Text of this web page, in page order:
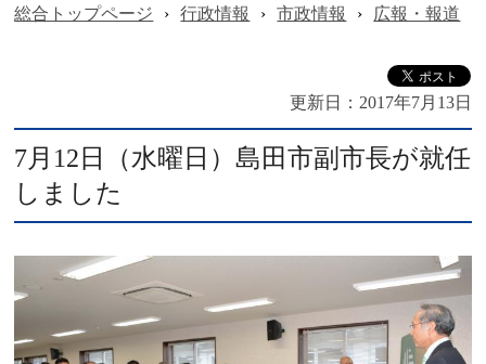
総合トップページ › 行政情報 › 市政情報 › 広報・報道
更新日： 2017年7月13日
7月12日（水曜日）島田市副市長が就任
しました